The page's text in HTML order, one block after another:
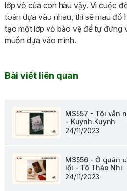
lớp vỏ của con hàu vậy. Vì cuộc
toàn dựa vào nhau, thì sẽ mau đổ
tạo một lớp vỏ bảo vệ để tự đứng
muốn dựa vào mình.
Bài viết liên quan
MS557 - Tôi vẫn
- Kuynh.Kuynh
24/11/2023
MS556 - Ở quán
lối - Tô Thảo Nhi
24/11/2023